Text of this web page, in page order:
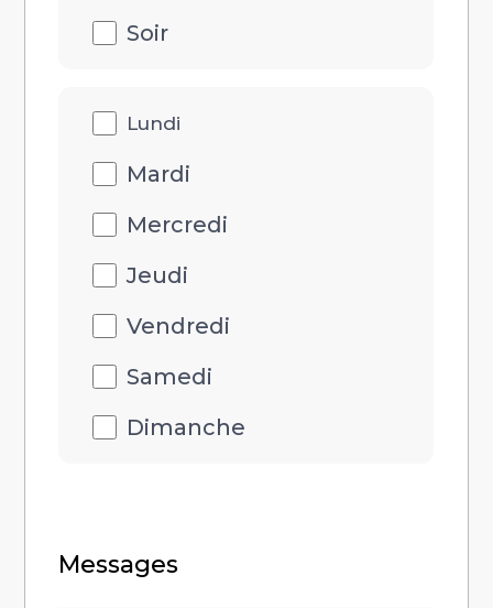
Soir
Lundi
Mardi
Mercredi
Jeudi
Vendredi
Samedi
Dimanche
Messages